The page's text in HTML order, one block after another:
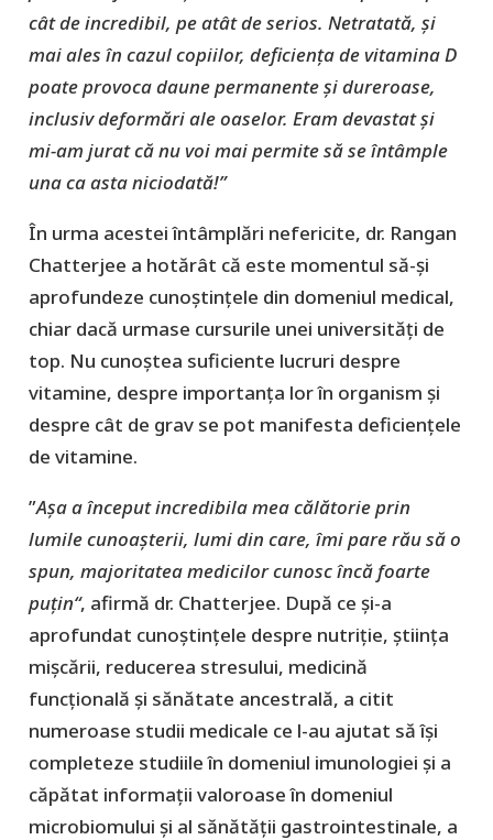
cât de incredibil, pe atât de serios. Netratată, și
mai ales în cazul copiilor, deficiența de vitamina D
poate provoca daune permanente și dureroase,
inclusiv deformări ale oaselor. Eram devastat și
mi-am jurat că nu voi mai permite să se întâmple
una ca asta niciodată!”
În urma acestei întâmplări nefericite, dr. Rangan
Chatterjee a hotărât că este momentul să-și
aprofundeze cunoștințele din domeniul medical,
chiar dacă urmase cursurile unei universități de
top. Nu cunoștea suficiente lucruri despre
vitamine, despre importanța lor în organism și
despre cât de grav se pot manifesta deficiențele
de vitamine.
”Așa a început incredibila mea călătorie prin
lumile cunoașterii, lumi din care, îmi pare rău să o
spun, majoritatea medicilor cunosc încă foarte
puțin“, afirmă dr. Chatterjee. După ce și-a
aprofundat cunoștințele despre nutriție, știința
mișcării, reducerea stresului, medicină
funcțională și sănătate ancestrală, a citit
numeroase studii medicale ce l-au ajutat să își
completeze studiile în domeniul imunologiei și a
căpătat informații valoroase în domeniul
microbiomului și al sănătății gastrointestinale, a